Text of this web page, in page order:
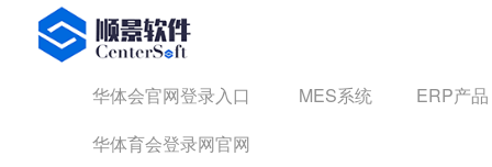
华体会官网登录入口
华体会官网登录入口 MES系统
ERP产品
华体育会登录网官网